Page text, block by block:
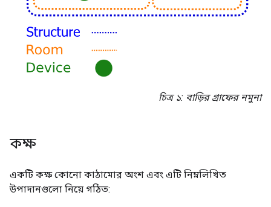
চিত্র ১: বাড়ির গ্রাফের নমুনা
কক্ষ
একটি কক্ষ কোনো কাঠামোর অংশ এবং এটি নিম্নলিখিত
উপাদানগুলো নিয়ে গঠিত: